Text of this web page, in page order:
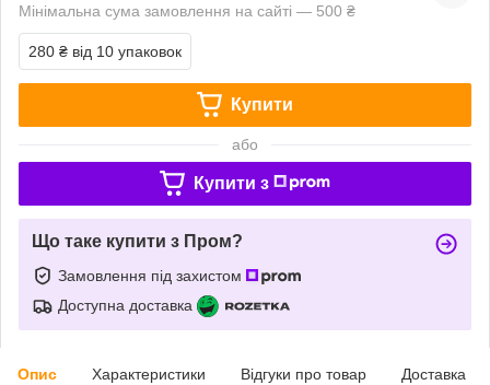
Мінімальна сума замовлення на сайті — 500 ₴
280 ₴ від 10 упаковок
Купити
або
Купити з
Що таке купити з Пром?
Замовлення під захистом
Доступна доставка
Опис Характеристики Відгуки про товар Доставка